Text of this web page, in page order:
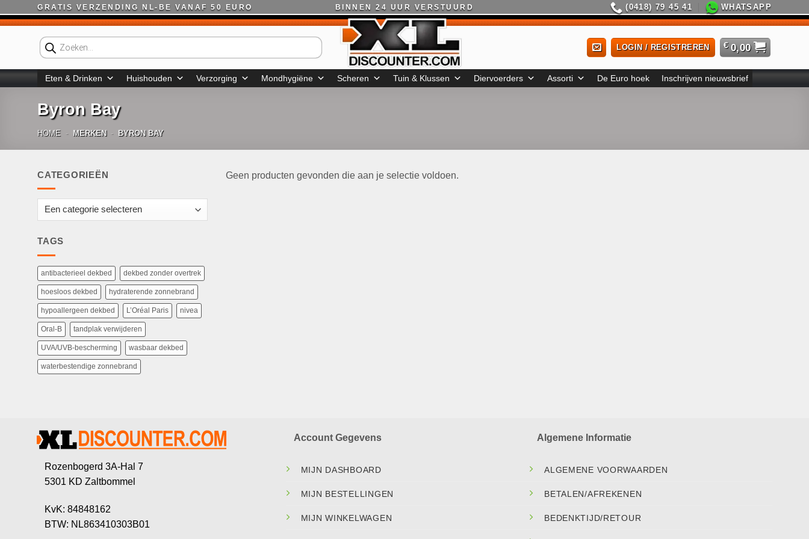
naar
GRATIS VERZENDING NL-BE VANAF 50 EURO BINNEN 24 UUR VERSTUURD (0418) 79 45 41 WHATSAPP
Producten
zoeken
LOGIN / REGISTREREN € 0,00
Eten & Drinken Huishouden Verzorging Mondhygiëne Scheren Tuin & Klussen Diervoerders Assorti De Euro hoek Inschrijven nieuwsbrief
Byron Bay
HOME - MERKEN - BYRON BAY
CATEGORIEËN
TAGS
antibacterieel dekbed dekbed zonder overtrek
hoesloos dekbed hydraterende zonnebrand
hypoallergeen dekbed L’Oréal Paris nivea
Oral-B tandplak verwijderen
UVA/UVB-bescherming wasbaar dekbed
waterbestendige zonnebrand
Geen producten gevonden die aan je selectie voldoen.
Rozenbogerd 3A-Hal 7
5301 KD Zaltbommel
KvK: 84848162
BTW: NL863410303B01
Account Gegevens
MIJN DASHBOARD
MIJN BESTELLINGEN
MIJN WINKELWAGEN
Algemene Informatie
ALGEMENE VOORWAARDEN
BETALEN/AFREKENEN
BEDENKTIJD/RETOUR